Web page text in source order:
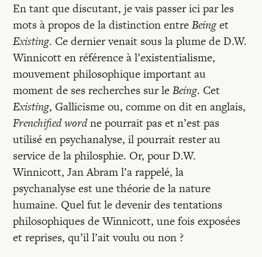
En tant que discutant, je vais passer ici par les
mots à propos de la distinction entreBeinget
Existing. Ce dernier venait sous la plume de D.W.
Winnicott en référence à l’existentialisme,
mouvement philosophique important au
moment de ses recherches sur leBeing. Cet
Existing, Gallicisme ou, comme on dit en anglais,
Frenchified wordne pourrait pas et n’est pas
utilisé en psychanalyse, il pourrait rester au
service de la philosphie. Or, pour D.W.
Winnicott, Jan Abram l’a rappelé, la
psychanalyse est une théorie de la nature
humaine. Quel fut le devenir des tentations
philosophiques de Winnicott, une fois exposées
et reprises, qu’il l’ait voulu ou non ?